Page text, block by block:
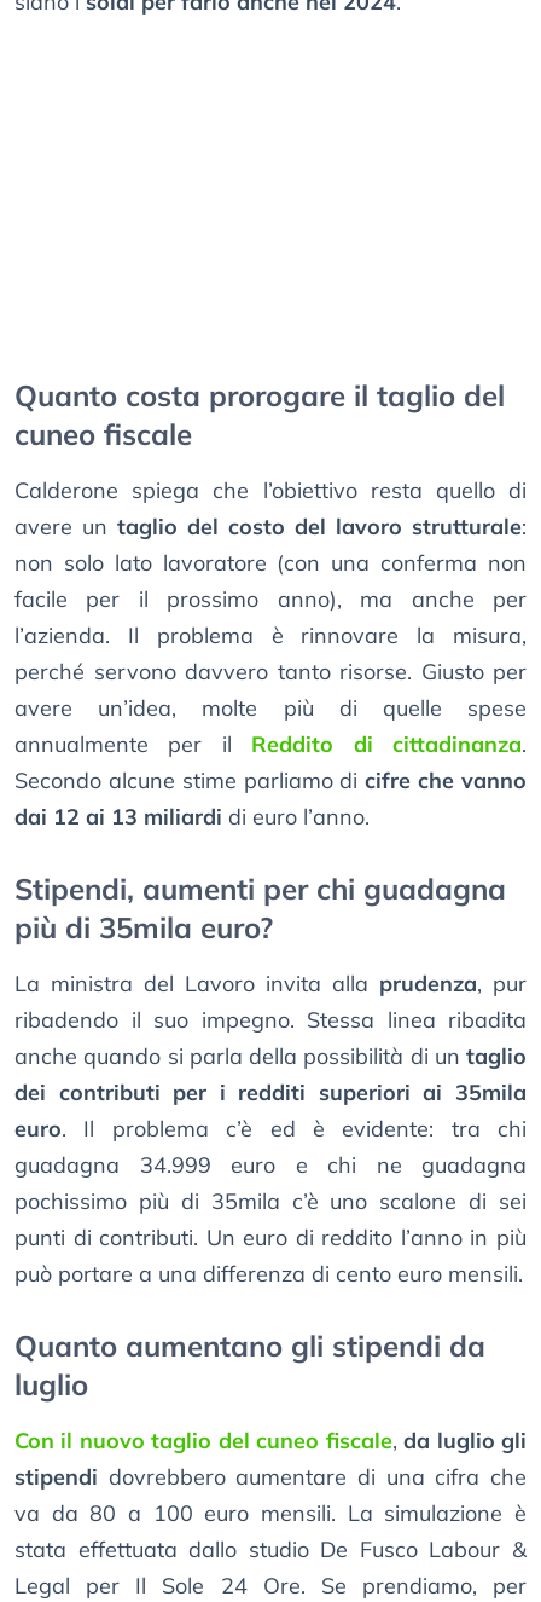
Quanto costa prorogare il taglio del
cuneo fiscale
Calderone spiega che l’obiettivo resta quello di
avere un taglio del costo del lavoro strutturale:
non solo lato lavoratore (con una conferma non
facile per il prossimo anno), ma anche per
l’azienda. Il problema è rinnovare la misura,
perché servono davvero tanto risorse. Giusto per
avere un’idea, molte più di quelle spese
annualmente per il Reddito di cittadinanza.
Secondo alcune stime parliamo dicifre che vanno
dai 12 ai 13 miliardi di euro l’anno.
Stipendi, aumenti per chi guadagna
più di 35mila euro?
La ministra del Lavoro invita alla prudenza, pur
ribadendo il suo impegno. Stessa linea ribadita
anche quando si parla della possibilità di un taglio
dei contributi per i redditi superiori ai 35mila
euro. Il problema c’è ed è evidente: tra chi
guadagna 34.999 euro e chi ne guadagna
pochissimo più di 35mila c’è uno scalone di sei
punti di contributi. Un euro di reddito l’anno in più
può portare a una differenza di cento euro mensili.
Quanto aumentano gli stipendi da
luglio
Con il nuovo taglio del cuneo fiscale,da luglio gli
stipendi dovrebbero aumentare di una cifra che
va da 80 a 100 euro mensili. La simulazione è
stata effettuata dallo studio De Fusco Labour &
Legal per Il Sole 24 Ore. Se prendiamo, per